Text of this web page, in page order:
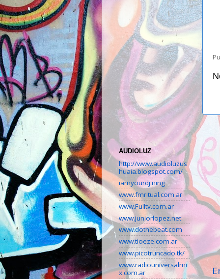
AUDIOLUZ
http://www.audioluzus
huaia.blogspot.com/
iamyourdj.ning
www.fmritual.com.ar
www.Fulltv.com.ar
www.juniorlopez.net
www.dothebeat.com
www.tioeze.com.ar
www.picotruncado.tk/
www.radiouniversalmi
x.com.ar